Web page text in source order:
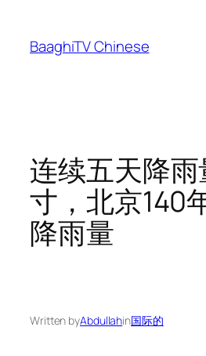
content
BaaghiTV Chinese
连续五天降
寸，北京140
降雨量
Written byAbdullahin国际的